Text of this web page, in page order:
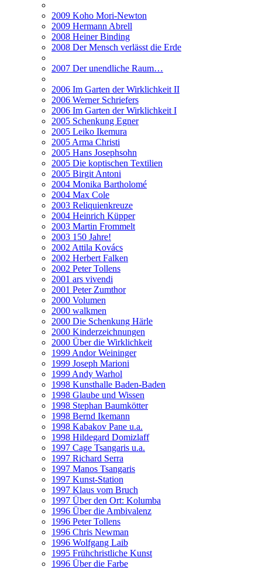
2009 Koho Mori-Newton
2009 Hermann Abrell
2008 Heiner Binding
2008 Der Mensch verlässt die Erde
2007 Der unendliche Raum…
2006 Im Garten der Wirklichkeit II
2006 Werner Schriefers
2006 Im Garten der Wirklichkeit I
2005 Schenkung Egner
2005 Leiko Ikemura
2005 Arma Christi
2005 Hans Josephsohn
2005 Die koptischen Textilien
2005 Birgit Antoni
2004 Monika Bartholomé
2004 Max Cole
2003 Reliquienkreuze
2004 Heinrich Küpper
2003 Martin Frommelt
2003 150 Jahre!
2002 Attila Kovács
2002 Herbert Falken
2002 Peter Tollens
2001 ars vivendi
2001 Peter Zumthor
2000 Volumen
2000 walkmen
2000 Die Schenkung Härle
2000 Kinderzeichnungen
2000 Über die Wirklichkeit
1999 Andor Weininger
1999 Joseph Marioni
1999 Andy Warhol
1998 Kunsthalle Baden-Baden
1998 Glaube und Wissen
1998 Stephan Baumkötter
1998 Bernd Ikemann
1998 Kabakov Pane u.a.
1998 Hildegard Domizlaff
1997 Cage Tsangaris u.a.
1997 Richard Serra
1997 Manos Tsangaris
1997 Kunst-Station
1997 Klaus vom Bruch
1997 Über den Ort: Kolumba
1996 Über die Ambivalenz
1996 Peter Tollens
1996 Chris Newman
1996 Wolfgang Laib
1995 Frühchristliche Kunst
1996 Über die Farbe